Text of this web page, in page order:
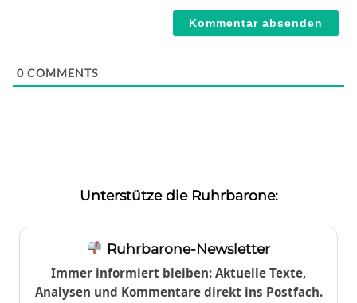
0 COMMENTS
Unterstütze die Ruhrbarone:
Ruhrbarone-Newsletter
Immer informiert bleiben: Aktuelle Texte,
Analysen und Kommentare direkt ins Postfach.